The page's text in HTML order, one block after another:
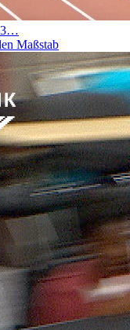
Maßstab